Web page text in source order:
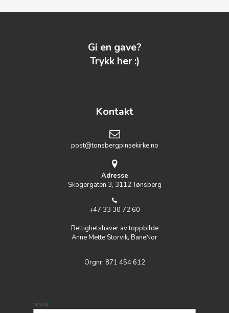
Gi en gave?
Trykk her :)
Kontakt
post@tonsbergpinsekirke.no
Adresse
Skogergaten 3, 3112 Tønsberg
+47 33 30 72 60
Rettighetshaver av toppbilde
Anne Mette Storvik, BaneNor
Orgnr: 871 454 612
NAVN*